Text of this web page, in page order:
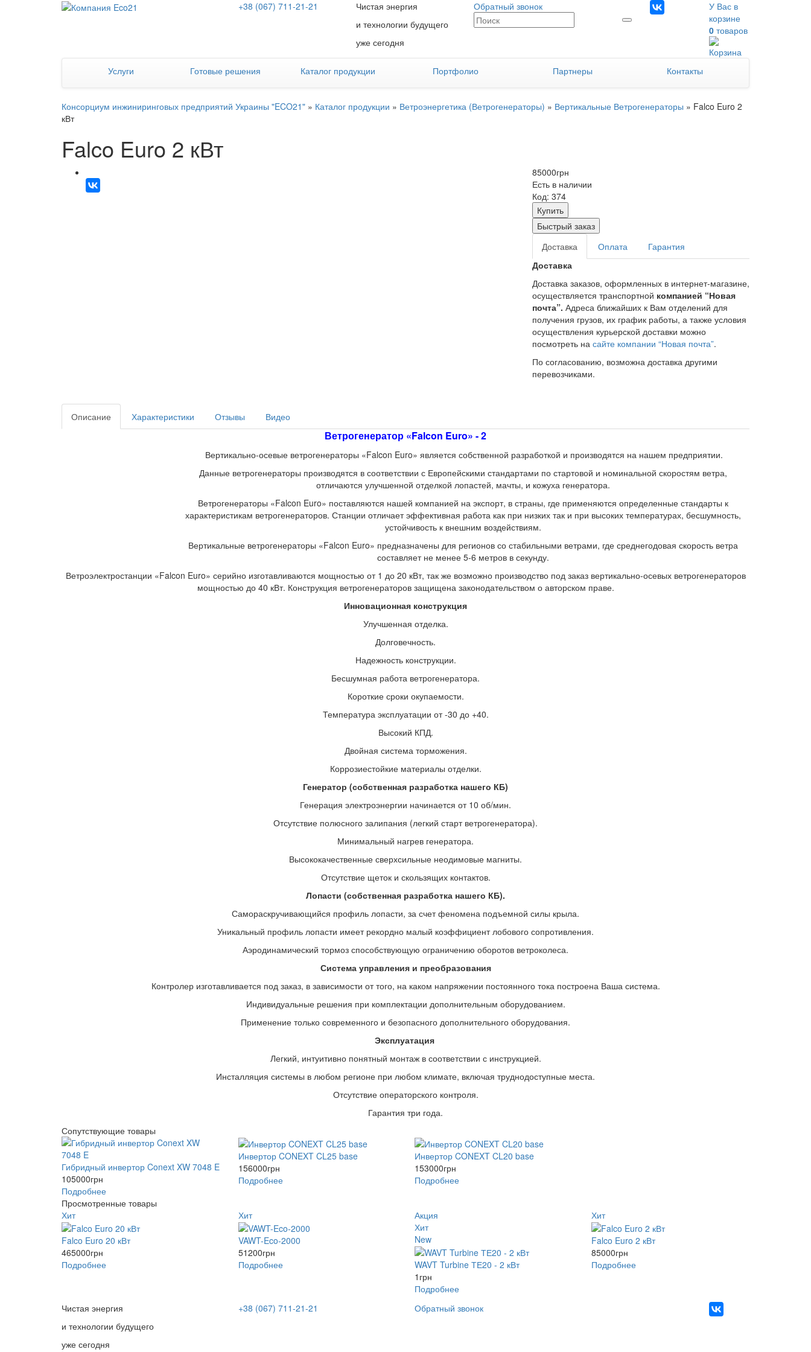
+38 (067) 711-21-21
Чистая энергия
и технологии будущего
уже сегодня
Обратный звонок
У Вас в
корзине
0товаров
Услуги Готовые решения Каталог продукции Портфолио Партнеры Контакты
Консорциум инжиниринговых предприятий Украины "ECO21" » Каталог продукции » Ветроэнергетика (Ветрогенераторы) » Вертикальные Ветрогенераторы » Falco Euro 2
кВт
Falco Euro 2 кВт
85000грн
Есть в наличии
Код: 374
Купить
Быстрый заказ
Доставка
Оплата
Гарантия
Доставка
Доставка заказов, оформленных в интернет-магазине,
осуществляется транспортной компанией “Новая
почта”. Адреса ближайших к Вам отделений для
получения грузов, их график работы, а также условия
осуществления курьерской доставки можно
посмотреть на сайте компании “Новая почта”.
По согласованию, возможна доставка другими
перевозчиками.
Описание Характеристики Отзывы Видео
Ветрогенератор «Falcon Euro» - 2
Вертикально-осевые ветрогенераторы «Falcon Euro» является собственной разработкой и производятся на нашем предприятии.
Данные ветрогенераторы производятся в соответствии с Европейскими стандартами по стартовой и номинальной скоростям ветра,
отличаются улучшенной отделкой лопастей, мачты, и кожуха генератора.
Ветрогенераторы «Falcon Euro» поставляются нашей компанией на экспорт, в страны, где применяются определенные стандарты к
характеристикам ветрогенераторов. Станции отличает эффективная работа как при низких так и при высоких температурах, бесшумность,
устойчивость к внешним воздействиям.
Вертикальные ветрогенераторы «Falcon Euro» предназначены для регионов со стабильными ветрами, где среднегодовая скорость ветра
составляет не менее 5-6 метров в секунду.
Ветроэлектростанции «Falcon Euro» серийно изготавливаются мощностью от 1 до 20 кВт, так же возможно производство под заказ вертикально-осевых ветрогенераторов
мощностью до 40 кВт. Конструкция ветрогенераторов защищена законодательством о авторском праве.
Инновационная конструкция
Улучшенная отделка.
Долговечность.
Надежность конструкции.
Бесшумная работа ветрогенератора.
Короткие сроки окупаемости.
Температура эксплуатации от -30 до +40.
Высокий КПД.
Двойная система торможения.
Коррозиестойкие материалы отделки.
Генератор (собственная разработка нашего КБ)
Генерация электроэнергии начинается от 10 об/мин.
Отсутствие полюсного залипания (легкий старт ветрогенератора).
Минимальный нагрев генератора.
Высококачественные сверхсильные неодимовые магниты.
Отсутствие щеток и скользящих контактов.
Лопасти (собственная разработка нашего КБ).
Самораскручивающийся профиль лопасти, за счет феномена подъемной силы крыла.
Уникальный профиль лопасти имеет рекордно малый коэффициент лобового сопротивления.
Аэродинамический тормоз способствующую ограничению оборотов ветроколеса.
Система управления и преобразования
Контролер изготавливается под заказ, в зависимости от того, на каком напряжении постоянного тока построена Ваша система.
Индивидуальные решения при комплектации дополнительным оборудованием.
Применение только современного и безопасного дополнительного оборудования.
Эксплуатация
Легкий, интуитивно понятный монтаж в соответствии с инструкцией.
Инсталляция системы в любом регионе при любом климате, включая труднодоступные места.
Отсутствие операторского контроля.
Гарантия три года.
Сопутствующие товары
Гибридный инвертор Conext XW 7048 E
105000грн
Подробнее
Инвертор CONEXT CL25 base
156000грн
Подробнее
Инвертор CONEXT CL20 base
153000грн
Подробнее
Просмотренные товары
Хит
Falco Euro 20 кВт
465000грн
Подробнее
Хит
VAWT-Eco-2000
51200грн
Подробнее
Акция
Хит
New
WAVT Turbine ТЕ20 - 2 кВт
1 грн
Подробнее
Хит
Falco Euro 2 кВт
85000грн
Подробнее
Чистая энергия
и технологии будущего
уже сегодня
+38 (067) 711-21-21 Обратный звонок